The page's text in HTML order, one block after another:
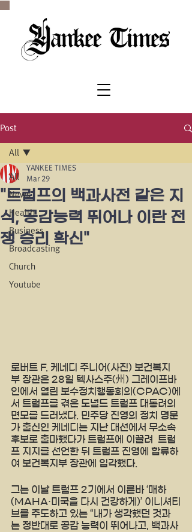
Post
All
News
Health
Business
Broadcasting
Church
Youtube
All
"트럼프의 백과사전 같은 지
식, 공감능력 뛰어나 이란 전
쟁 승리 확신"
YANKEE TIMES
Mar 29
로버트 F. 케네디 주니어(사진) 보건복지
부 장관은 28일 텍사스주(州) 그레이프바
인에서 열린 보수정치행동회의(CPAC)에
서 트럼프를 겪은 도널드 트럼프 대통려의
면모를 드러냈다. 민주당 진영의 정치 명문
가 출신인 케네디는 지난 대선에서 무소속
후보로 출마했다가 트럼프에 이끌려  트럼
프 지지를 선언한 뒤 트럼프 진영에 합류하
여 보건복지부 장관에 입각했다.
그는 이날 트럼프 2기에서 이른바 ‘매하
(MAHA·미국을 다시 건강하게)’ 이니셔티
브를 주도하고 있는 “내가 생각했던 것과
는 정반대로 공감 능력이 뛰어나고, 백과사